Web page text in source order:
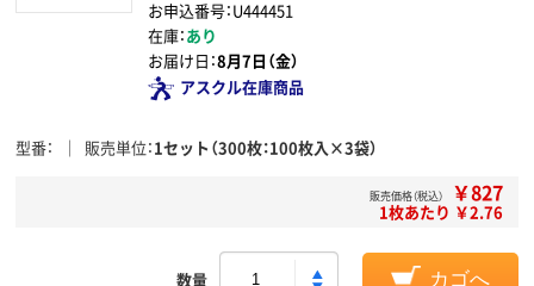
お申込番号：U444451
在庫：あり
お届け日：8月7日（金）
アスクル在庫商品
型番 販売単位 1セット（300枚：100枚入×3袋）
販売価格（税込） ￥827
1枚あたり ￥2.76
数量 カゴへ